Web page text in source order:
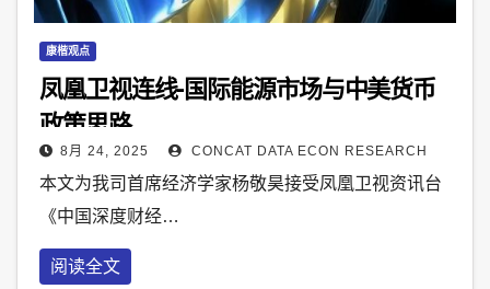
康楷观点
凤凰卫视连线-国际能源市场与中美货币
政策思路
8月 24, 2025 CONCAT DATA ECON RESEARCH
本文为我司首席经济学家杨敬昊接受凤凰卫视资讯台
《中国深度财经…
阅读全文